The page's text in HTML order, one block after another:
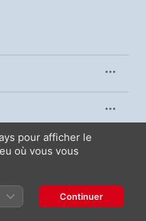
pour afficher le
où vous vous
Continuer